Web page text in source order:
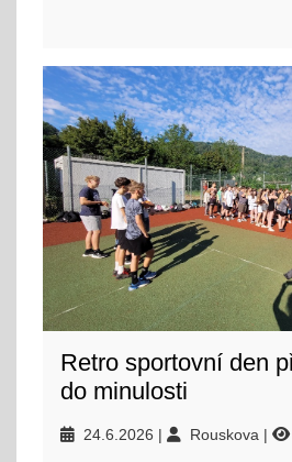
Retro sportovní den
do minulosti
24.6.2026 Rouskova